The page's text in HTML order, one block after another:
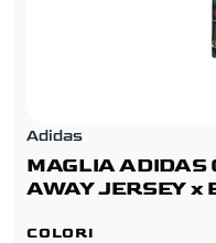
Adidas
MAGLIA ADIDAS
AWAY JERSEY x
COLORI